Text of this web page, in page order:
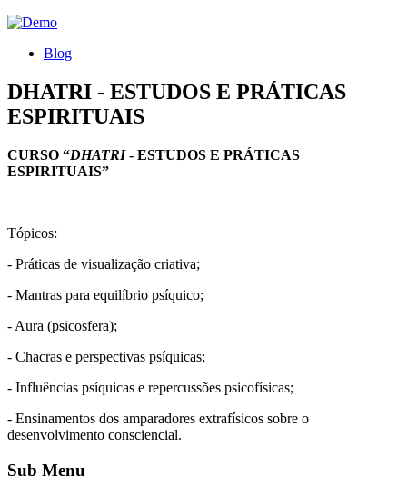
Blog
DHATRI - ESTUDOS E PRÁTICAS
ESPIRITUAIS
CURSO “DHATRI- ESTUDOS E PRÁTICAS
ESPIRITUAIS”
Tópicos:
- Práticas de visualização criativa;
- Mantras para equilíbrio psíquico;
- Aura (psicosfera);
- Chacras e perspectivas psíquicas;
- Influências psíquicas e repercussões psicofísicas;
- Ensinamentos dos amparadores extrafísicos sobre o
desenvolvimento consciencial.
Sub Menu